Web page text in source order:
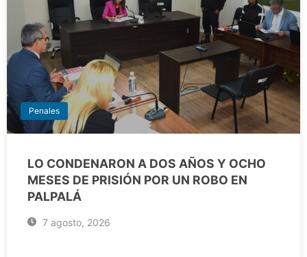
Penales
LO CONDENARON A DOS AÑOS Y OCHO
MESES DE PRISIÓN POR UN ROBO EN
PALPALÁ
7 agosto, 2026